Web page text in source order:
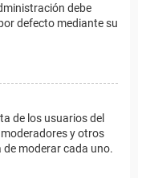
debe
defecto mediante su
de los usuarios del
y otros
de moderar cada uno.